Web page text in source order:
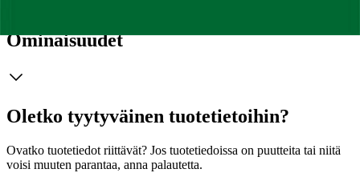
Ominaisuudet
Oletko tyytyväinen tuotetietoihin?
Ovatko tuotetiedot riittävät? Jos tuotetiedoissa on puutteita tai niitä
voisi muuten parantaa, anna palautetta.